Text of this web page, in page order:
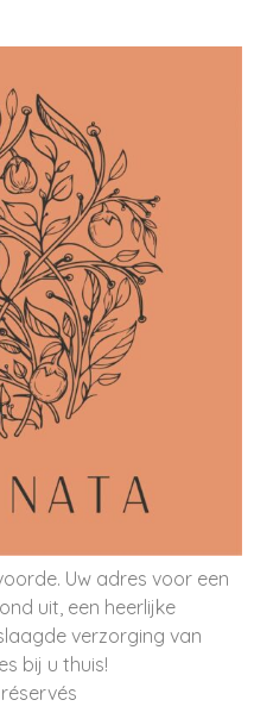
Uw adres voor een
uit, een heerlijke
verzorging van
bij u thuis!